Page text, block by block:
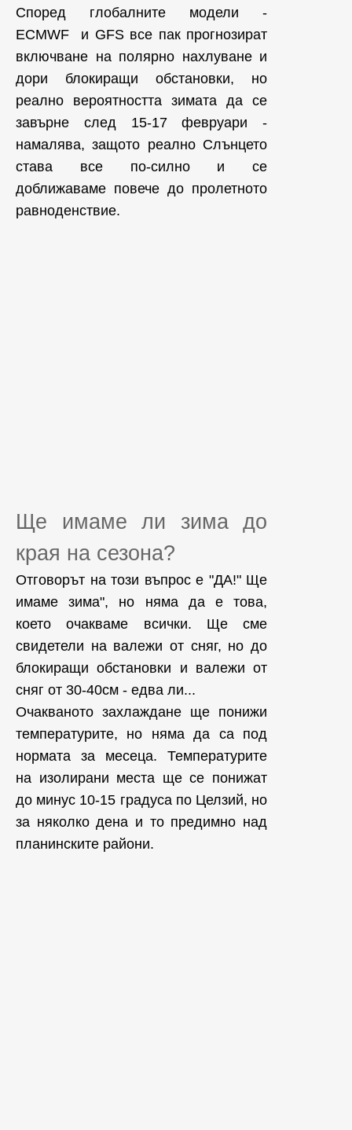
Според глобалните модели -
ECMWF и GFS все пак прогнозират
включване на полярно нахлуване и
дори блокиращи обстановки, но
реално вероятността зимата да се
завърне след 15-17 февруари -
намалява, защото реално Слънцето
става все по-силно и се
доближаваме повече до пролетното
равноденствие.
Ще имаме ли зима до
края на сезона?
Отговорът на този въпрос е "ДА!" Ще
имаме зима", но няма да е това,
което очакваме всички. Ще сме
свидетели на валежи от сняг, но до
блокиращи обстановки и валежи от
сняг от 30-40см - едва ли...
Очакваното захлаждане ще понижи
температурите, но няма да са под
нормата за месеца. Температурите
на изолирани места ще се понижат
до минус 10-15 градуса по Целзий, но
за няколко дена и то предимно над
планинските райони.